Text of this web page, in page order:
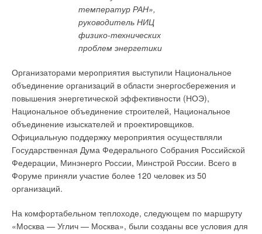
температур РАН»,
руководитель НИЦ
физико-технических
проблем энергетики
Организаторами мероприятия выступили Национальное
объединение организаций в области энергосбережения и
повышения энергетической эффективности (НОЭ),
Национальное объединение строителей, Национальное
объединение изыскателей и проектировщиков.
Официальную поддержку мероприятия осуществляли
Государственная Дума Федерального Собрания Российской
Федерации, Минэнерго России, Минстрой России. Всего в
Форуме приняли участие более 120 человек из 50
организаций.
На комфортабельном теплоходе, следующем по маршруту
«Москва — Углич — Москва», были созданы все условия для
В настоящее время потребитель платит за обслуживание и
верификацию своих приборов учёта, однако поставщик пока
организовать систему таким образом, чтобы поставщики
оплачивали передачу данных, которые они могут получать от
регионального оператора. Именно такая модель как раз
рассматривается в Федеральной службе по тарифам. То
есть основной вопрос, стоящий ныне на повестке дня:
включить в тариф поставщика плату за подтверждение
данных о полученных потребительских ресурсах?».